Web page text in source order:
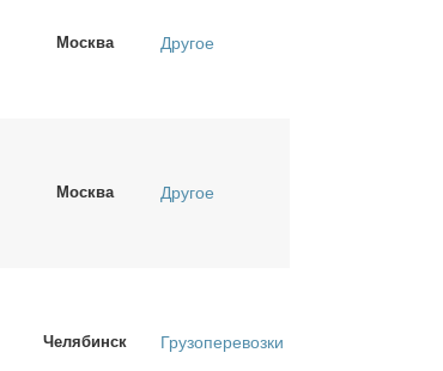
Москва Другое
Москва Другое
Челябинск Грузоперевозки